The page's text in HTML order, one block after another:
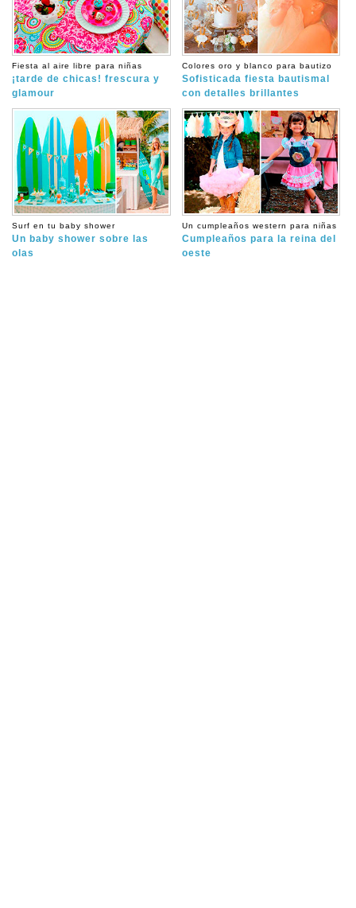
Fiesta al aire libre para niñas
¡tarde de chicas! frescura y
glamour
Colores oro y blanco para bautizo
Sofisticada fiesta bautismal
con detalles brillantes
Surf en tu baby shower
Un baby shower sobre las
olas
Un cumpleaños western para niñas
Cumpleaños para la reina del
oeste